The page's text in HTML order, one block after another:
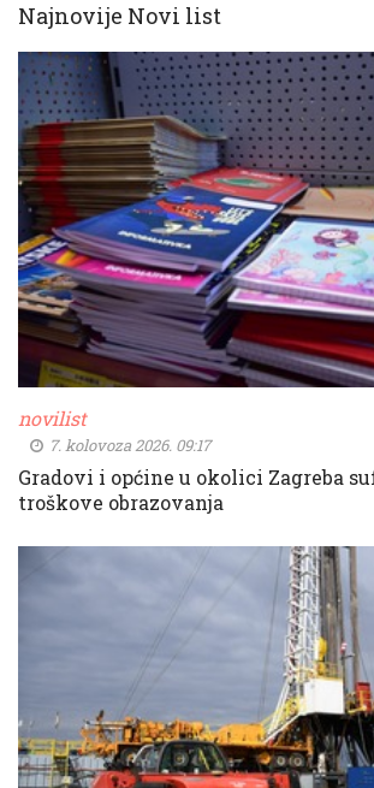
Najnovije Novi list
novilist
7. kolovoza 2026. 09:17
Gradovi i općine u okolici Zagreba
troškove obrazovanja